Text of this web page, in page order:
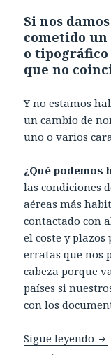
Si nos
cometido
o
que no
Y no estamos
un cambio de
uno o varios
¿Qué podemos
las condiciones
aéreas más
contactado con
el coste y plazos
erratas que nos
cabeza porque
países si
con los
Sigue leyendo